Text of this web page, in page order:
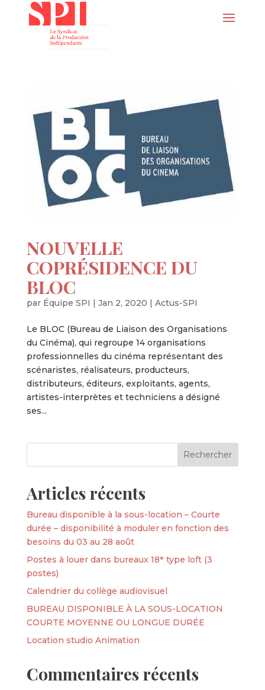
NOUVELLE
COPRÉSIDENCE DU
BLOC
par Équipe SPI | Jan 2, 2020 | Actus-SPI
Le BLOC (Bureau de Liaison des Organisations
du Cinéma), qui regroupe 14 organisations
professionnelles du cinéma représentant des
scénaristes, réalisateurs, producteurs,
distributeurs, éditeurs, exploitants, agents,
artistes-interprètes et techniciens a désigné
ses...
Articles récents
Bureau disponible à la sous-location – Courte
durée – disponibilité à moduler en fonction des
besoins du 03 au 28 août
Postes à louer dans bureaux 18ᵉ type loft (3
postes)
Calendrier du collège audiovisuel
BUREAU DISPONIBLE À LA SOUS-LOCATION
COURTE MOYENNE OU LONGUE DURÉE
Location studio Animation
Commentaires récents